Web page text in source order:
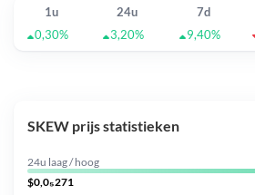
1u 24u 7d
0,30%
3,20% 9,40%
SKEW prijs statistieken
24u laag / hoog
$0,0₅271